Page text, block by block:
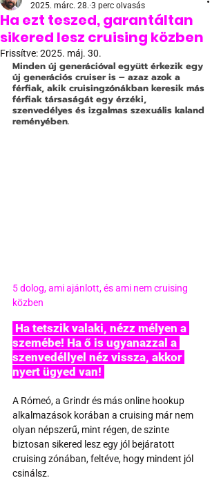
Ha ezt teszed, garantáltan
sikered lesz cruising közben
2025. márc. 28. 3 perc olvasás
Frissítve:2025. máj. 30.
Minden új generációval együtt érkezik egy
új generációs cruiser is – azaz azok a
férfiak, akik cruisingzónákban keresik más
férfiak társaságát egy érzéki,
szenvedélyes és izgalmas szexuális kaland
reményében.
5 dolog, ami ajánlott, és ami nem cruising
közben
szemébe! Ha ő is ugyanazzal a
szenvedéllyel néz vissza, akkor
nyert ügyed van!
A Rómeó, a Grindr és más online hookup
alkalmazások korában a cruising már nem
olyan népszerű, mint régen, de szinte
biztosan sikered lesz egy jól bejáratott
cruising zónában, feltéve, hogy mindent jól
csinálsz.